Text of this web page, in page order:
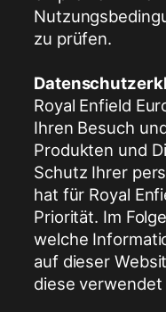
zu prüfen.
Royal Enfield
Ihren Besuch
Produkten und
Schutz Ihrer
hat für Royal
Priorität. Im
welche
auf dieser
diese